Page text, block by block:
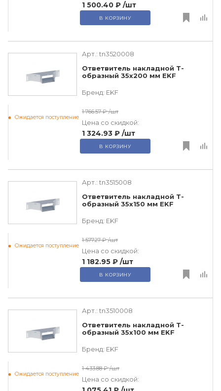
1 500.40 ₽ /шт
В КОРЗИНУ
Арт.: tn3520008
Ответвитель накладной Т-
образный 35х200 мм EKF
Бренд: EKF
Ожидается поступление
1 766.57 ₽ /шт
Цена со скидкой:
1 324.93 ₽ /шт
В КОРЗИНУ
Арт.: tn3515008
Ответвитель накладной Т-
образный 35х150 мм EKF
Бренд: EKF
Ожидается поступление
1 577.27 ₽ /шт
Цена со скидкой:
1 182.95 ₽ /шт
В КОРЗИНУ
Арт.: tn3510008
Ответвитель накладной Т-
образный 35х100 мм EKF
Бренд: EKF
Ожидается поступление
1 433.88 ₽ /шт
Цена со скидкой: